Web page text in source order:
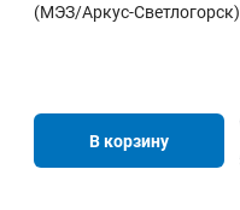
(МЭЗ/Аркус-Светлогорск)
В корзину